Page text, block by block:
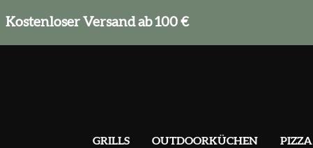
Zur Hauptnavigation springen
Kostenloser Versand ab 100 €
GRILLS OUTDOORKÜCHEN PIZZA